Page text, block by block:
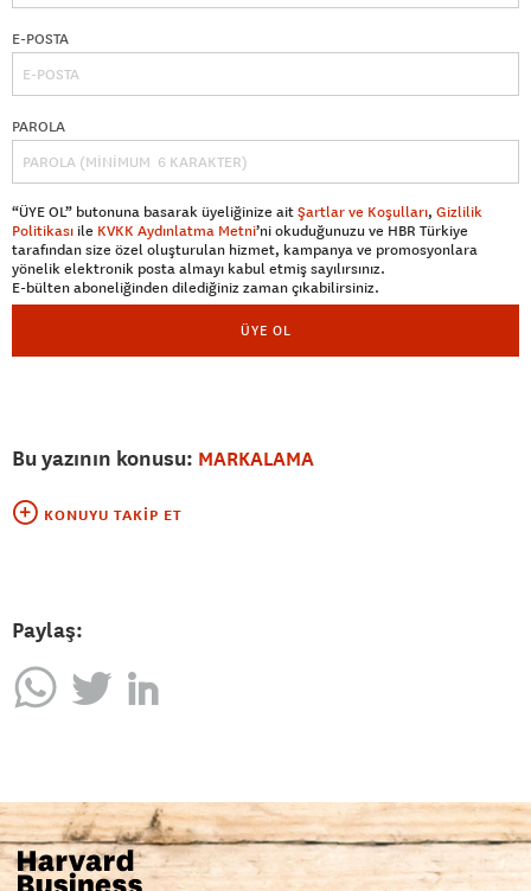
E-POSTA
PAROLA
“ÜYE OL” butonuna basarak üyeliğinize aitŞartlar ve Koşulları, Gizlilik
Politikası ile KVKK Aydınlatma Metni’ni okuduğunuzu ve HBR Türkiye
tarafından size özel oluşturulan hizmet, kampanya ve promosyonlara
yönelik elektronik posta almayı kabul etmiş sayılırsınız.
E-bülten aboneliğinden dilediğiniz zaman çıkabilirsiniz.
ÜYE OL
Bu yazının konusu: MARKALAMA
KONUYU TAKIP ET
Paylaş: